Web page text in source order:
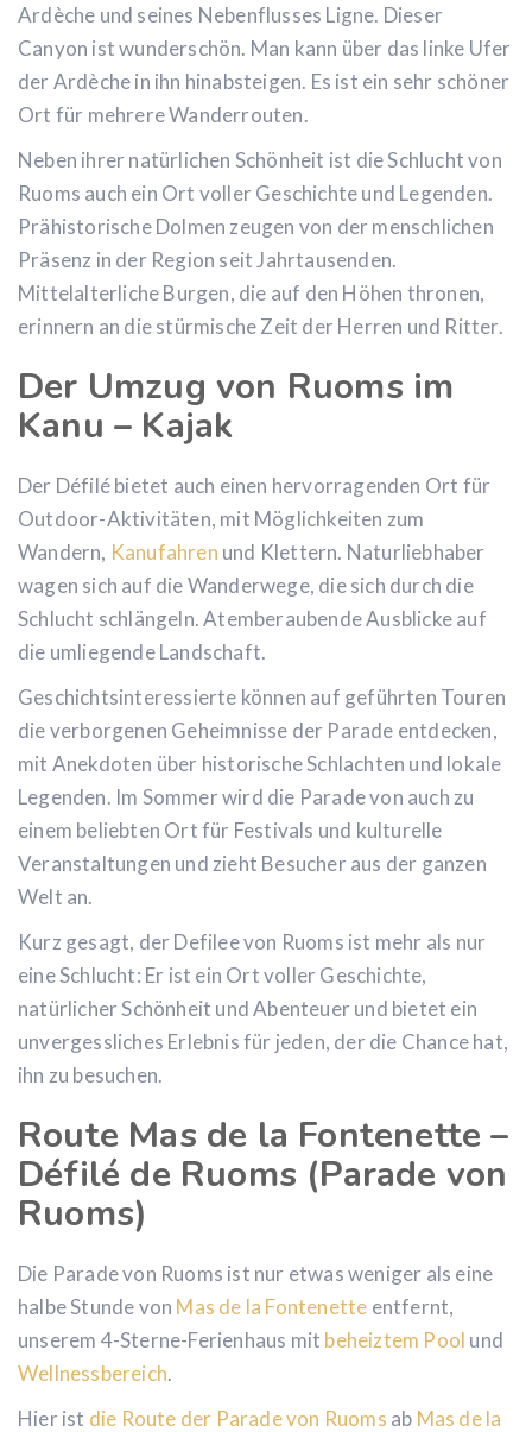
Ardèche und seines Nebenflusses Ligne. Dieser
Canyon ist wunderschön. Man kann über das linke Ufer
der Ardèche in ihn hinabsteigen. Es ist ein sehr schöner
Ort für mehrere Wanderrouten.
Neben ihrer natürlichen Schönheit ist die Schlucht von
Ruoms auch ein Ort voller Geschichte und Legenden.
Prähistorische Dolmen zeugen von der menschlichen
Präsenz in der Region seit Jahrtausenden.
Mittelalterliche Burgen, die auf den Höhen thronen,
erinnern an die stürmische Zeit der Herren und Ritter.
Der Umzug von Ruoms im
Kanu – Kajak
Der Défilé bietet auch einen hervorragenden Ort für
Outdoor-Aktivitäten, mit Möglichkeiten zum
Wandern, Kanufahren und Klettern. Naturliebhaber
wagen sich auf die Wanderwege, die sich durch die
Schlucht schlängeln. Atemberaubende Ausblicke auf
die umliegende Landschaft.
Geschichtsinteressierte können auf geführten Touren
die verborgenen Geheimnisse der Parade entdecken,
mit Anekdoten über historische Schlachten und lokale
Legenden. Im Sommer wird die Parade von auch zu
einem beliebten Ort für Festivals und kulturelle
Veranstaltungen und zieht Besucher aus der ganzen
Welt an.
Kurz gesagt, der Defilee von Ruoms ist mehr als nur
eine Schlucht: Er ist ein Ort voller Geschichte,
natürlicher Schönheit und Abenteuer und bietet ein
unvergessliches Erlebnis für jeden, der die Chance hat,
ihn zu besuchen.
Route Mas de la Fontenette –
Défilé de Ruoms (Parade von
Ruoms)
Die Parade von Ruoms ist nur etwas weniger als eine
halbe Stunde von Mas de la Fontenette entfernt,
unserem 4-Sterne-Ferienhaus mit beheiztem Pool und
Wellnessbereich.
Hier ist die Route der Parade von Ruoms ab Mas de la